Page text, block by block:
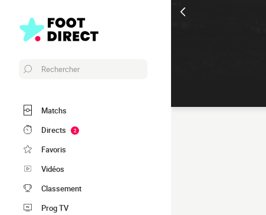
Rechercher
Matchs
Directs
2
Favoris
Vidéos
Classement
Prog TV